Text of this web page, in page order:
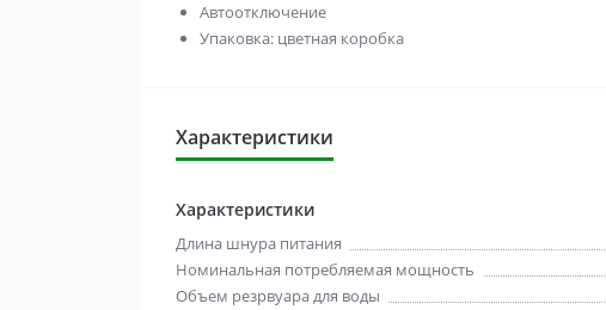
Автоотключение
Упаковка: цветная коробка
Характеристики
Характеристики
Длина шнура питания
Номинальная потребляемая мощность
Объем резрвуара для воды